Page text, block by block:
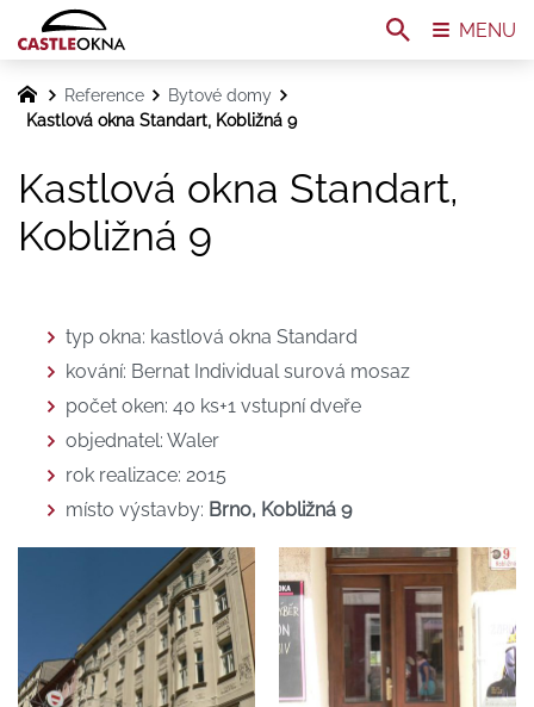
Reference
Bytové domy
Kastlová okna Standart, Kobližná 9
Kastlová okna Standart,
Kobližná 9
typ okna: kastlová okna Standard
kování: Bernat Individual surová mosaz
počet oken: 40 ks+1 vstupní dveře
objednatel: Waler
rok realizace: 2015
místo výstavby: Brno, Kobližná 9
MENU